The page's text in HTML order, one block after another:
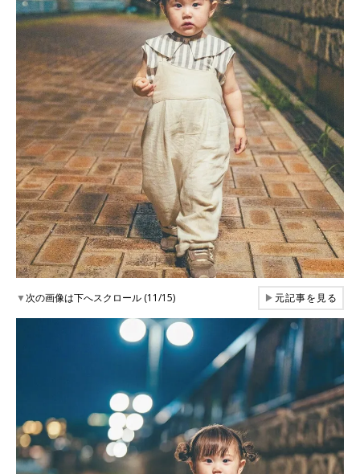
▼次の画像は下へスクロール (11/15) ▶元記事を見る